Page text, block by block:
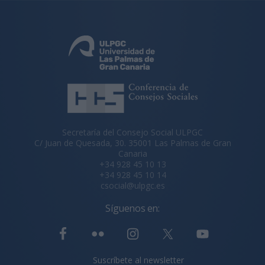
Secretaría del Consejo Social ULPGC
C/ Juan de Quesada, 30. 35001 Las Palmas de Gran
Canaria
+34 928 45 10 13
+34 928 45 10 14
csocial@ulpgc.es
Síguenos en:
Suscríbete al newsletter